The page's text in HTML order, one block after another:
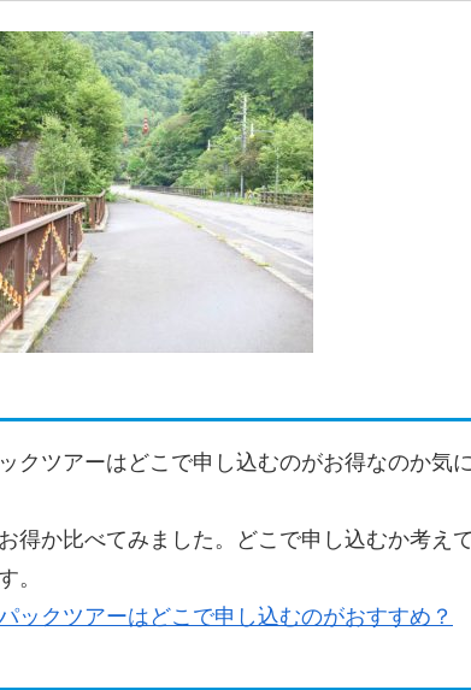
クツアーはどこで申し込むのがお得なのか気
得か比べてみました。どこで申し込むか考え
。
ックツアーはどこで申し込むのがおすすめ？